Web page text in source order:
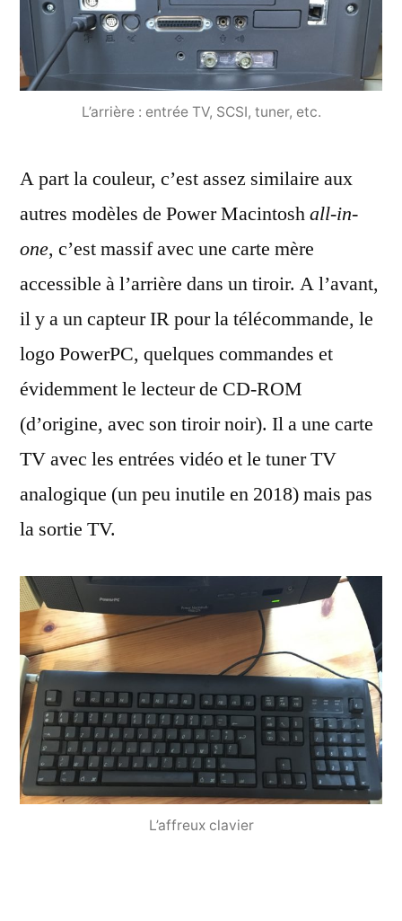
L’arrière : entrée TV, SCSI, tuner, etc.
A part la couleur, c’est assez similaire aux
autres modèles de Power Macintoshall-in-
one, c’est massif avec une carte mère
accessible à l’arrière dans un tiroir. A l’avant,
il y a un capteur IR pour la télécommande, le
logo PowerPC, quelques commandes et
évidemment le lecteur de CD-ROM
(d’origine, avec son tiroir noir). Il a une carte
TV avec les entrées vidéo et le tuner TV
analogique (un peu inutile en 2018) mais pas
la sortie TV.
L’affreux clavier